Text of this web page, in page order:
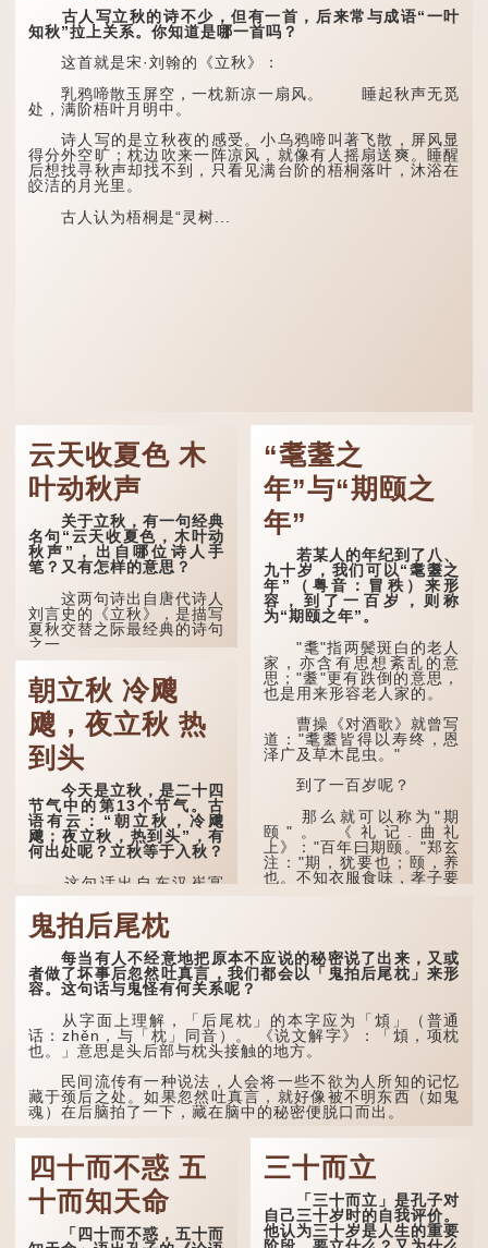
古人写立秋的诗不少，但有一首，后来常与成语“一叶
知秋”拉上关系。你知道是哪一首吗？
这首就是宋·刘翰的《立秋》：
乳鸦啼散玉屏空，一枕新凉一扇风。 睡起秋声无觅
处，满阶梧叶月明中。
诗人写的是立秋夜的感受。小乌鸦啼叫著飞散，屏风显
得分外空旷；枕边吹来一阵凉风，就像有人摇扇送爽。睡醒
后想找寻秋声却找不到，只看见满台阶的梧桐落叶，沐浴在
皎洁的月光里。
古人认为梧桐是“灵树...
云天收夏色 木
叶动秋声
关于立秋，有一句经典
名句“云天收夏色，木叶动
秋声”，出自哪位诗人手
笔？又有怎样的意思？
这两句诗出自唐代诗人
刘言史的《立秋》，是描写
夏秋交替之际最经典的诗句
之一。
《立秋》全诗如下：
兹晨戒流火，商飙早已
惊。 云天收夏色，木
叶动秋声。
诗的前两句写的是：这
一天早安，天上的“流
火”（指大火星，象征暑
气）开始消退，凉爽的秋风
（商飙，即西风）已经悄然
吹起。后两句，便是全诗的
灵魂...
朝立秋 冷飕
飕，夜立秋 热
到头
今天是立秋，是二十四
节气中的第13个节气。古
语有云：“朝立秋，冷飕
飕；夜立秋，热到头”，有
何出处呢？立秋等于入秋？
这句话出自东汉崔寔
《四民月令》：“朝立秋，
冷飕飕；夜立秋，热到
头”。到了清代，顾禄在
《清嘉录》里记录苏州风俗
时，也引用了这句谚语。不
过当地百姓的口头说法
是“朝立秋，渹飕飕；夜立
有不同，但意思完全一致。
那么，这句话到底准不
朴素观察：如果立秋的精
确...
“耄耋之
年”与“期颐之
年”
若某人的年纪到了八、
九十岁，我们可以“耄耋之
年”（粤音：冒秩）来形
容，到了一百岁，则称
为“期颐之年”。
"耄"指两鬓斑白的老人
家，亦含有思想紊乱的意
思；"耋"更有跌倒的意思，
也是用来形容老人家的。
曹操《对酒歌》就曾写
道："耄耋皆得以寿终，恩
泽广及草木昆虫。"
到了一百岁呢？
那么就可以称为"期
颐"。 《礼记.曲礼
上》："百年曰期颐。"郑玄
注："期，犹要也；颐，养
也。不知衣服食味，孝子要
鬼拍后尾枕
每当有人不经意地把原本不应说的秘密说了出来，又或
者做了坏事后忽然吐真言，我们都会以「鬼拍后尾枕」来形
容。这句话与鬼怪有何关系呢？
从字面上理解，「后尾枕」的本字应为「䪴」（普通
话：zhěn，与「枕」同音）。 《说文解字》：「䪴，项枕
也。」意思是头后部与枕头接触的地方。
民间流传有一种说法，人会将一些不欲为人所知的记忆
藏于颈后之处。如果忽然吐真言，就好像被不明东西（如鬼
魂）在后脑拍了一下，藏在脑中的秘密便脱口而出。
因此...
四十而不惑 五
十而知天命
「四十而不惑，五十而
三十而立
「三十而立」是孔子对
自己三十岁时的自我评价。
他认为三十岁是人生的重要